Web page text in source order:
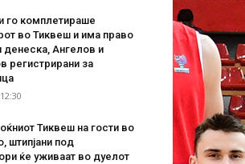
го комплетираше
во Тиквеш и има право
денеска, Ангелов и
регистрирани за
Тиквеш на гости во
штипјани под
ќе уживаат во дуелот